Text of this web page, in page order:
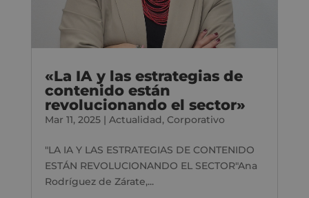
«La IA y las estrategias de
contenido están
revolucionando el sector»
Mar 11, 2025| Actualidad, Corporativo
"LA IA Y LAS ESTRATEGIAS DE CONTENIDO
ESTÁN REVOLUCIONANDO EL SECTOR"Ana
Rodríguez de Zárate,...